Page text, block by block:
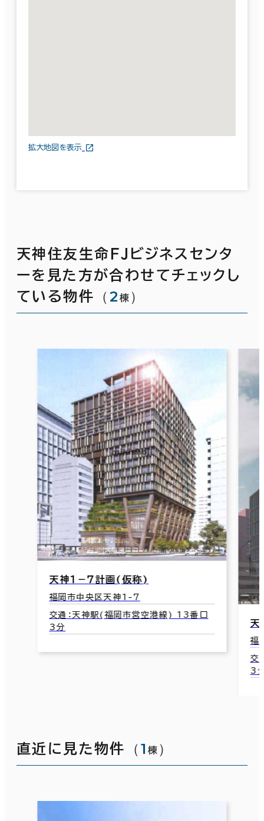
拡大地図を表示
天神住友生命ＦＪビジネスセンタ
ーを見た方が合わせてチェックし
ている物件
（2 棟 ）
天神ブリッククロス
直近に見た物件 （1 棟 ）